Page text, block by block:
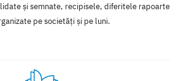
și semnate, recipisele, diferitele rapoarte
pe societăți și pe luni.